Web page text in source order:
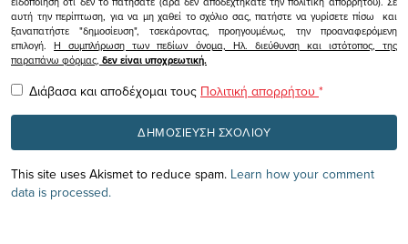
αυτή την περίπτωση, για να μη χαθεί το σχόλιο σας, πατήστε να γυρίσετε πίσω και
ξαναπατήστε "δημοσίευση", τσεκάροντας, προηγουμένως, την προαναφερόμενη
επιλογή.Η συμπλήρωση των πεδίων όνομα, Ηλ. διεύθυνση και ιστότοπος, της
παραπάνω φόρμας, δεν είναι υποχρεωτική.
Διάβασα και αποδέχομαι τους Πολιτική απορρήτου *
This site uses Akismet to reduce spam. Learn how your comment
data is processed.